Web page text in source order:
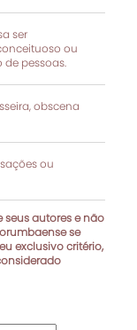
ser
ou
pessoas.
obscena
ou
seus autores e não
se
exclusivo critério,